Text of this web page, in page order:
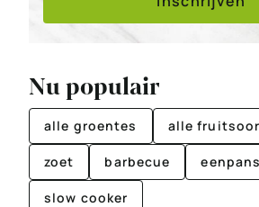
Nu populair
alle groentes alle
zoet barbecue
slow cooker